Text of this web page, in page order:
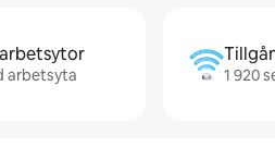
arbetsyta 1 920